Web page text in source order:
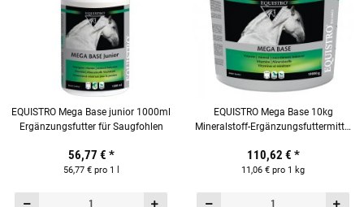
EQUISTRO Mega Base junior 1000ml
Ergänzungsfutter für Saugfohlen
56,77 € *
56,77 € pro 1 l
EQUISTRO Mega Base 10kg
Mineralstoff-Ergänzungsfuttermittel
110,62 € *
11,06 € pro 1 kg